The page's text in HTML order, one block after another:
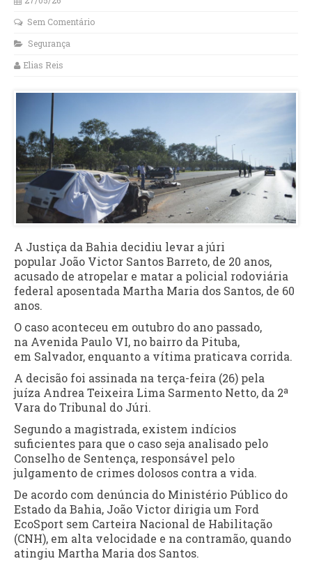
Sem Comentário
Segurança
Elias Reis
A Justiça da Bahia decidiu levar a júri
popular João Victor Santos Barreto, de 20 anos,
acusado de atropelar e matar a policial rodoviária
federal aposentada Martha Maria dos Santos, de 60
anos.
O caso aconteceu em outubro do ano passado,
na Avenida Paulo VI, no bairro da Pituba,
em Salvador, enquanto a vítima praticava corrida.
A decisão foi assinada na terça-feira (26) pela
juíza Andrea Teixeira Lima Sarmento Netto, da 2ª
Vara do Tribunal do Júri.
Segundo a magistrada, existem indícios
suficientes para que o caso seja analisado pelo
Conselho de Sentença, responsável pelo
julgamento de crimes dolosos contra a vida.
De acordo com denúncia do Ministério Público do
Estado da Bahia, João Victor dirigia um Ford
EcoSport sem Carteira Nacional de Habilitação
(CNH), em alta velocidade e na contramão, quando
atingiu Martha Maria dos Santos.